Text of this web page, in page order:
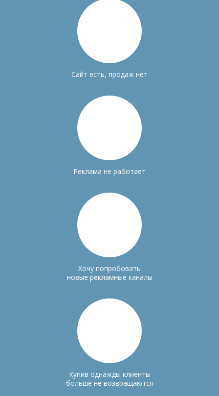
Сайт есть, продаж нет
Реклама не работает
Хочу попробовать
новые рекламные каналы
Купив однажды клиенты
больше не возвращаются